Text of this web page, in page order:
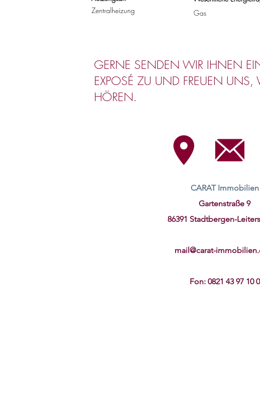
Zentralheizung
Gas
GERNE SENDEN WIR IHNEN
EXPOSÉ ZU UND FREUEN
HÖREN.
CARAT Immobilien
Gartenstraße 9
86391 Stadtbergen-
mail@carat-
Fon: 0821 43 97 10 0